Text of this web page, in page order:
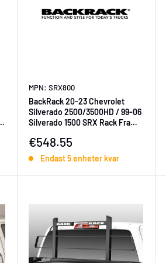
MPN: SRX800
BackRack 20-23 Chevrolet
Silverado 2500/3500HD / 99-06
Silverado 1500 SRX Rack Frame
Försäljningspris
€548.55
Endast 5 enheter kvar